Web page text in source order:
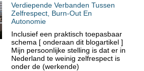
Verdiepende Verbanden Tussen
Zelfrespect, Burn-Out En
Autonomie
Inclusief een praktisch toepasbaar
schema [ onderaan dit blogartikel ]
Mijn persoonlijke stelling is dat er in
Nederland te weinig zelfrespect is
onder de (werkende)